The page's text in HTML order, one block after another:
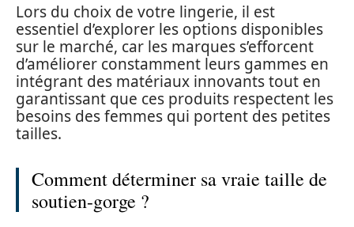
Lors du choix de votre lingerie, il est
essentiel d’explorer les options disponibles
sur le marché, car les marques s’efforcent
d’améliorer constamment leurs gammes en
intégrant des matériaux innovants tout en
garantissant que ces produits respectent les
besoins des femmes qui portent des petites
tailles.
Comment déterminer sa vraie taille de
soutien-gorge ?